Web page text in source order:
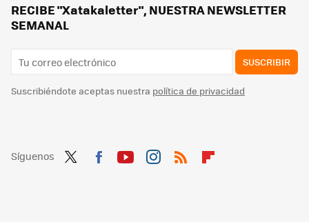
RECIBE "Xatakaletter", NUESTRA NEWSLETTER
SEMANAL
SUSCRIBIR
Suscribiéndote aceptas nuestra política de privacidad
Síguenos